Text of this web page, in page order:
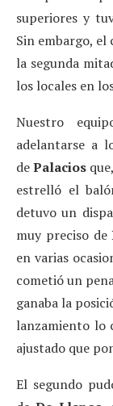
superiores y
Sin embargo,
la segunda
los locales en
Nuestro
adelantarse a
dePalacios
estrelló el
detuvo un
muy preciso de
en varias
cometió un
ganaba la
lanzamiento lo
ajustado que
El segundo